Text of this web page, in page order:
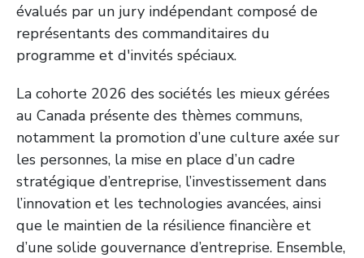
évalués par un jury indépendant composé de
représentants des commanditaires du
programme et d'invités spéciaux.
La cohorte 2026 des sociétés les mieux gérées
au Canada présente des thèmes communs,
notamment la promotion d’une culture axée sur
les personnes, la mise en place d’un cadre
stratégique d’entreprise, l’investissement dans
l’innovation et les technologies avancées, ainsi
que le maintien de la résilience financière et
d’une solide gouvernance d’entreprise. Ensemble,